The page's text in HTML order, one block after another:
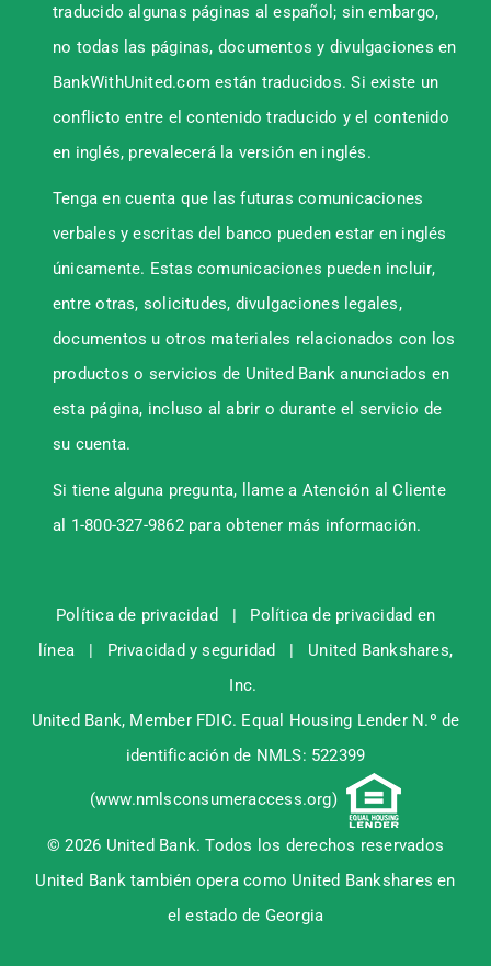
traducido algunas páginas al español; sin embargo,
no todas las páginas, documentos y divulgaciones en
BankWithUnited.com están traducidos. Si existe un
conflicto entre el contenido traducido y el contenido
en inglés, prevalecerá la versión en inglés.
Tenga en cuenta que las futuras comunicaciones
verbales y escritas del banco pueden estar en inglés
únicamente. Estas comunicaciones pueden incluir,
entre otras, solicitudes, divulgaciones legales,
documentos u otros materiales relacionados con los
productos o servicios de United Bank anunciados en
esta página, incluso al abrir o durante el servicio de
su cuenta.
Si tiene alguna pregunta, llame a Atención al Cliente
al 1-800-327-9862 para obtener más información.
Política de privacidad | Política de privacidad en
línea| Privacidad y seguridad | United Bankshares,
Inc.
United Bank, Member FDIC. Equal Housing Lender N.º de
identificación de NMLS: 522399
(www.nmlsconsumeraccess.org)
© 2026 United Bank. Todos los derechos reservados
United Bank también opera como United Bankshares en
el estado de Georgia